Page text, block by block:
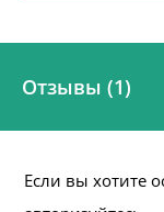
Отзывы (1)
Если вы хотите